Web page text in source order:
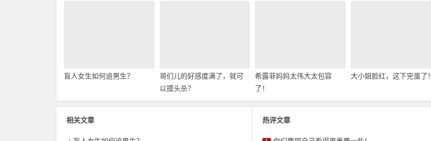
盲人女生如何追男生？
哥们儿的好感度满了，就可
以摸头杀？
希露菲妈妈太伟大太包容
了！
大小姐脸红，这下完蛋了！
相关文章 热评文章